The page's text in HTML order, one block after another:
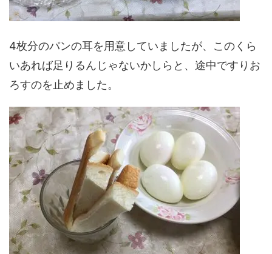
4枚分のパンの耳を用意していましたが、このくら
いあれば足りるんじゃないかしらと、途中ですりお
ろすのを止めました。